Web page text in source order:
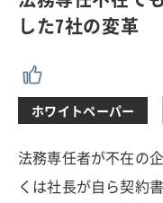
した7社の変革
ホワイトペーパー
法務専任者が不在の
くは社長が自ら契約